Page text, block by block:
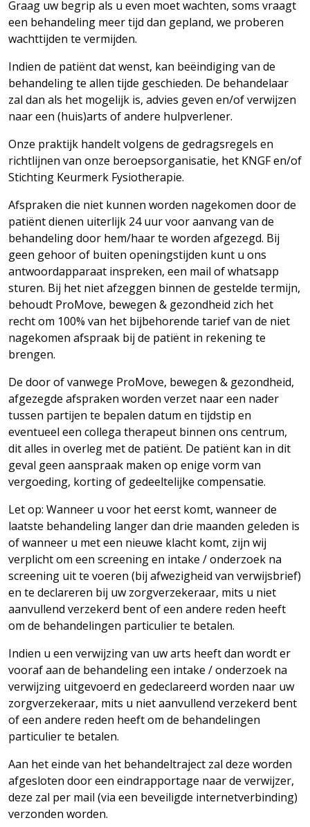
Graag uw begrip als u even moet wachten, soms vraagt
een behandeling meer tijd dan gepland, we proberen
wachttijden te vermijden.
Indien de patiënt dat wenst, kan beëindiging van de
behandeling te allen tijde geschieden. De behandelaar
zal dan als het mogelijk is, advies geven en/of verwijzen
naar een (huis)arts of andere hulpverlener.
Onze praktijk handelt volgens de gedragsregels en
richtlijnen van onze beroepsorganisatie, het KNGF en/of
Stichting Keurmerk Fysiotherapie.
Afspraken die niet kunnen worden nagekomen door de
patiënt dienen uiterlijk 24 uur voor aanvang van de
behandeling door hem/haar te worden afgezegd. Bij
geen gehoor of buiten openingstijden kunt u ons
antwoordapparaat inspreken, een mail of whatsapp
sturen. Bij het niet afzeggen binnen de gestelde termijn,
behoudt ProMove, bewegen & gezondheid zich het
recht om 100% van het bijbehorende tarief van de niet
nagekomen afspraak bij de patiënt in rekening te
brengen.
De door of vanwege ProMove, bewegen & gezondheid,
afgezegde afspraken worden verzet naar een nader
tussen partijen te bepalen datum en tijdstip en
eventueel een collega therapeut binnen ons centrum,
dit alles in overleg met de patiënt. De patiënt kan in dit
geval geen aanspraak maken op enige vorm van
vergoeding, korting of gedeeltelijke compensatie.
Let op: Wanneer u voor het eerst komt, wanneer de
laatste behandeling langer dan drie maanden geleden is
of wanneer u met een nieuwe klacht komt, zijn wij
verplicht om een screening en intake / onderzoek na
screening uit te voeren (bij afwezigheid van verwijsbrief)
en te declareren bij uw zorgverzekeraar, mits u niet
aanvullend verzekerd bent of een andere reden heeft
om de behandelingen particulier te betalen.
Indien u een verwijzing van uw arts heeft dan wordt er
vooraf aan de behandeling een intake / onderzoek na
verwijzing uitgevoerd en gedeclareerd worden naar uw
zorgverzekeraar, mits u niet aanvullend verzekerd bent
of een andere reden heeft om de behandelingen
particulier te betalen.
Aan het einde van het behandeltraject zal deze worden
afgesloten door een eindrapportage naar de verwijzer,
deze zal per mail (via een beveiligde internetverbinding)
verzonden worden.